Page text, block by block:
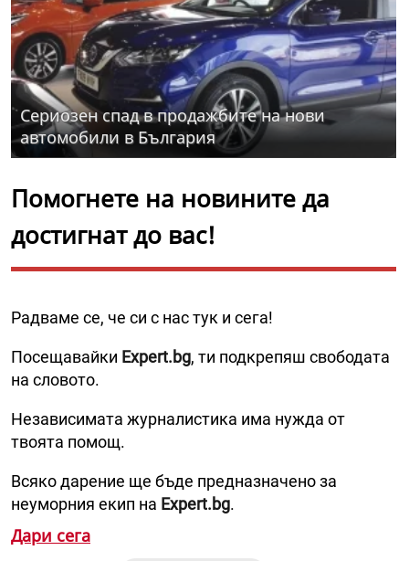
Сериозен спад в продажбите на нови
автомобили в България
Помогнете на новините да
достигнат до вас!
Радваме се, че си с нас тук и сега!
Посещавайки Expert.bg, ти подкрепяш свободата
на словото.
Независимата журналистика има нужда от
твоята помощ.
Всяко дарение ще бъде предназначено за
неуморния екип на Expert.bg.
Дари сега